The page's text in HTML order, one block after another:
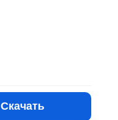
Скачать